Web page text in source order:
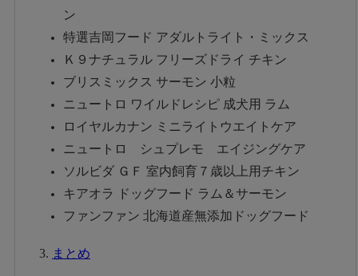
ン
特選吉岡フード アダルトライト・ミックス
Ｋ９ナチュラル フリーズドライ チキン
ブリスミックス サーモン 小粒
ニュートロ ワイルドレシピ 成犬用 ラム
ロイヤルカナン ミニライトウエイトケア
ニュートロ シュプレモ エイジングケア
ソルビダ ＧＦ 室内飼育７歳以上用チキン
キアオラ ドッグフード ラム＆サーモン
ファンファン 北海道産無添加ドッグフード
まとめ